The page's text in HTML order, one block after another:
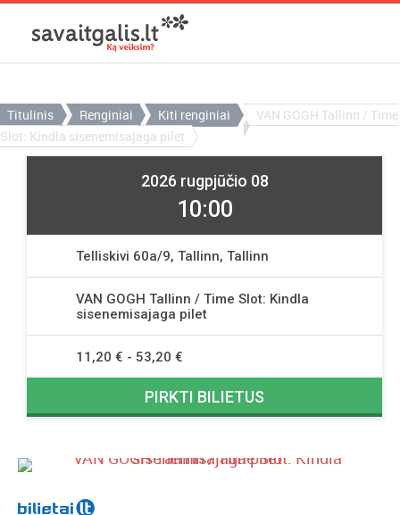
Titulinis Renginiai Kiti renginiai
VAN GOGH Tallinn / Time
Slot: Kindla sisenemisajaga pilet
2026 rugpjūčio 08
10:00
Telliskivi 60a/9, Tallinn, Tallinn
VAN GOGH Tallinn / Time Slot: Kindla
sisenemisajaga pilet
11,20 € - 53,20 €
PIRKTI BILIETUS